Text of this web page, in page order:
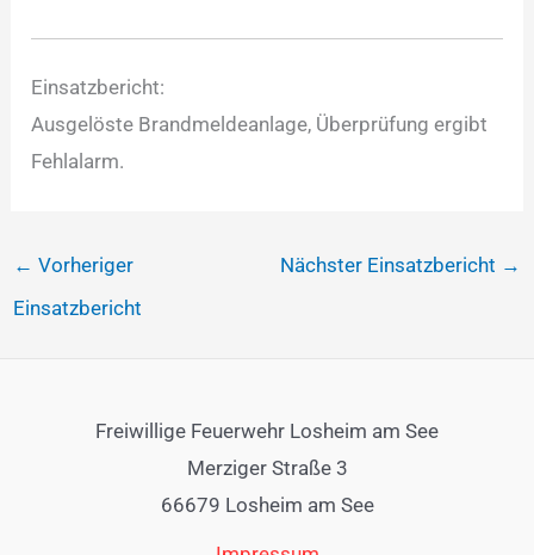
Einsatzbericht:
Ausgelöste Brandmeldeanlage, Überprüfung ergibt
Fehlalarm.
← Vorheriger
Einsatzbericht
Nächster Einsatzbericht →
Freiwillige Feuerwehr Losheim am See
Merziger Straße 3
66679 Losheim am See